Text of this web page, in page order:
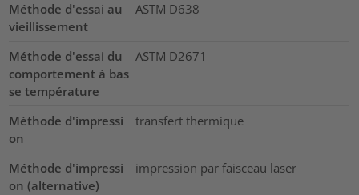
Méthode d'essai au
vieillissement
ASTM D638
Méthode d'essai du
comportement à bas
se température
ASTM D2671
Méthode d'impressi
on
transfert thermique
Méthode d'impressi
on (alternative)
impression par faisceau laser